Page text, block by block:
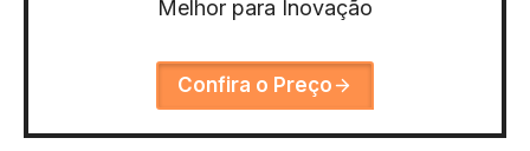
Melhor para Inovação
Confira o Preço